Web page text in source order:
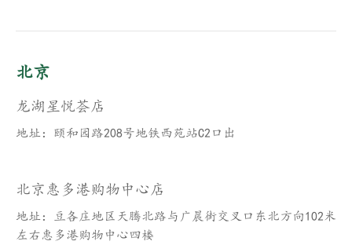
北京
龙湖星悦荟店
地址：颐和园路208号地铁西苑站C2口出
北京惠多港购物中心店
地址：豆各庄地区天腾北路与广晨街交叉口东北方向102米
左右惠多港购物中心四楼